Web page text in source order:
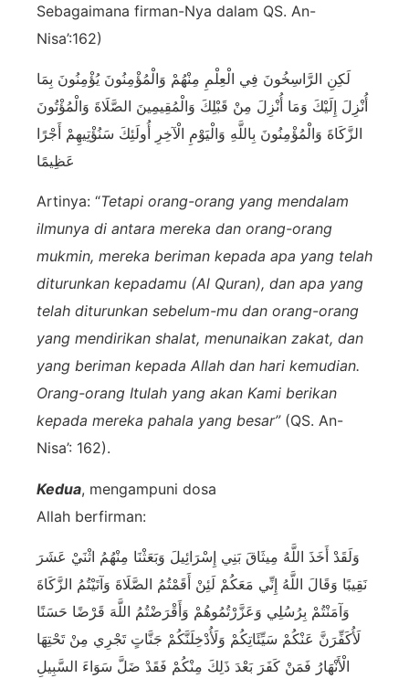
Sebagaimana firman-Nya dalam QS. An-
Nisa’:162)
لَكِنِ الرَّاسِخُونَ فِي الْعِلْمِ مِنْهُمْ وَالْمُؤْمِنُونَ يُؤْمِنُونَ بِمَا
أُنْزِلَ إِلَيْكَ وَمَا أُنْزِلَ مِنْ قَبْلِكَ وَالْمُقِيمِينَ الصَّلَاةَ وَالْمُؤْتُونَ
الزَّكَاةَ وَالْمُؤْمِنُونَ بِاللَّهِ وَالْيَوْمِ الْآخِرِ أُولَئِكَ سَنُؤْتِيهِمْ أَجْرًا
عَظِيمًا
Artinya: “Tetapi orang-orang yang mendalam
ilmunya di antara mereka dan orang-orang
mukmin, mereka beriman kepada apa yang telah
diturunkan kepadamu (Al Quran), dan apa yang
telah diturunkan sebelum-mu dan orang-orang
yang mendirikan shalat, menunaikan zakat, dan
yang beriman kepada Allah dan hari kemudian.
Orang-orang Itulah yang akan Kami berikan
kepada mereka pahala yang besar”(QS. An-
Nisa’: 162).
Kedua, mengampuni dosa
Allah berfirman:
وَلَقَدْ أَخَذَ اللَّهُ مِيثَاقَ بَنِي إِسْرَائِيلَ وَبَعَثْنَا مِنْهُمُ اثْنَيْ عَشَرَ
نَقِيبًا وَقَالَ اللَّهُ إِنِّي مَعَكُمْ لَئِنْ أَقَمْتُمُ الصَّلَاةَ وَآتَيْتُمُ الزَّكَاةَ
وَآمَنْتُمْ بِرُسُلِي وَعَزَّرْتُمُوهُمْ وَأَقْرَضْتُمُ اللَّهَ قَرْضًا حَسَنًا
لَأُكَفِّرَنَّ عَنْكُمْ سَيِّئَاتِكُمْ وَلَأُدْخِلَنَّكُمْ جَنَّاتٍ تَجْرِي مِنْ تَحْتِهَا
الْأَنْهَارُ فَمَنْ كَفَرَ بَعْدَ ذَلِكَ مِنْكُمْ فَقَدْ ضَلَّ سَوَاءَ السَّبِيلِ